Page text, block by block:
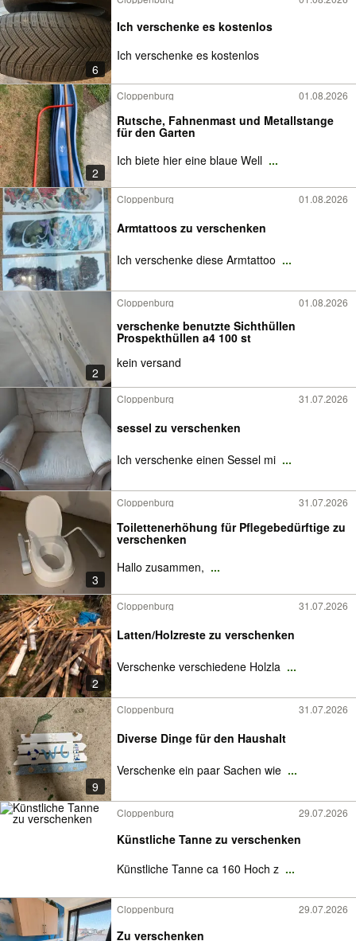
6
Ich verschenke es kostenlos
Ich verschenke es kostenlos
2
Cloppenburg 01.08.2026
Rutsche, Fahnenmast und Metallstange
für den Garten
Ich biete hier eine blaue Well ...
Cloppenburg 01.08.2026
Armtattoos zu verschenken
Ich verschenke diese Armtattoo ...
2
Cloppenburg 01.08.2026
verschenke benutzte Sichthüllen
Prospekthüllen a4 100 st
kein versand
Cloppenburg 31.07.2026
sessel zu verschenken
Ich verschenke einen Sessel mi ...
3
Cloppenburg 31.07.2026
Toilettenerhöhung für Pflegebedürftige zu
verschenken
Hallo zusammen, ...
2
Cloppenburg 31.07.2026
Latten/Holzreste zu verschenken
Verschenke verschiedene Holzla ...
9
Cloppenburg 31.07.2026
Diverse Dinge für den Haushalt
Verschenke ein paar Sachen wie ...
Cloppenburg 29.07.2026
Künstliche Tanne zu verschenken
Künstliche Tanne ca 160 Hoch z ...
Cloppenburg 29.07.2026
Zu verschenken